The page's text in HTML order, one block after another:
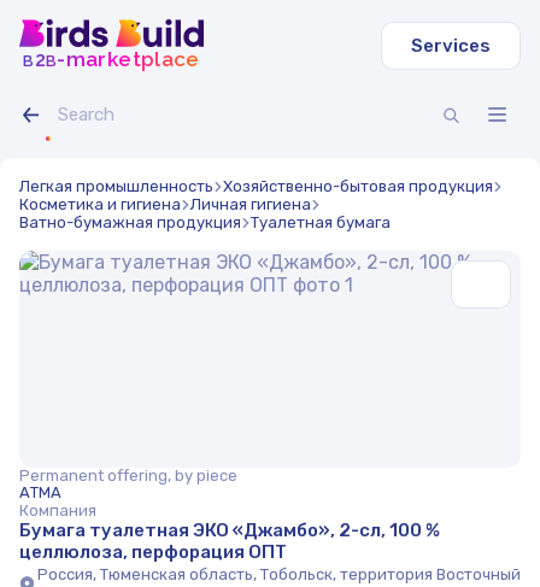
b2b-marketplace
Services
Легкая промышленность Хозяйственно-бытовая продукция
Косметика и гигиена Личная гигиена
Ватно-бумажная продукция Туалетная бумага
Permanent offering, by piece
АТМА
Компания
Бумага туалетная ЭКО «Джамбо», 2-сл, 100 %
целлюлоза, перфорация ОПТ
Россия, Тюменская область, Тобольск, территория Восточный